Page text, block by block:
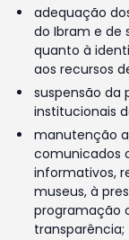
adequação
do Ibram e de
quanto à
aos recursos
suspensão da
institucionais
manutenção
comunicados
informativos,
museus, à
programação
transparência;